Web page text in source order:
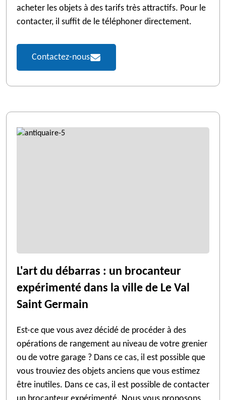
acheter les objets à des tarifs très attractifs. Pour le
contacter, il suffit de le téléphoner directement.
Contactez-nous
L'art du débarras : un brocanteur
expérimenté dans la ville de Le Val
Saint Germain
Est-ce que vous avez décidé de procéder à des
opérations de rangement au niveau de votre grenier
ou de votre garage ? Dans ce cas, il est possible que
vous trouviez des objets anciens que vous estimez
être inutiles. Dans ce cas, il est possible de contacter